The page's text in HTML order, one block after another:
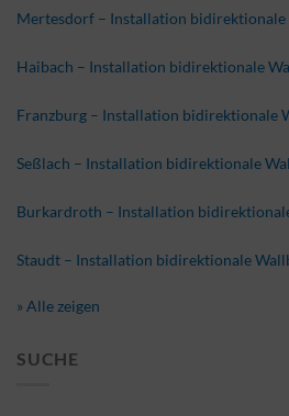
Mertesdorf – Installation bidirektionale
Haibach – Installation bidirektionale
Franzburg – Installation bidirektionale
Seßlach – Installation bidirektionale
Burkardroth – Installation
Staudt – Installation bidirektionale
» Alle zeigen
SUCHE